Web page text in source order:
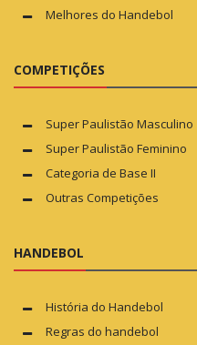
Melhores do Handebol
COMPETIÇÕES
Super Paulistão Masculino
Super Paulistão Feminino
Categoria de Base II
Outras Competições
HANDEBOL
História do Handebol
Regras do handebol